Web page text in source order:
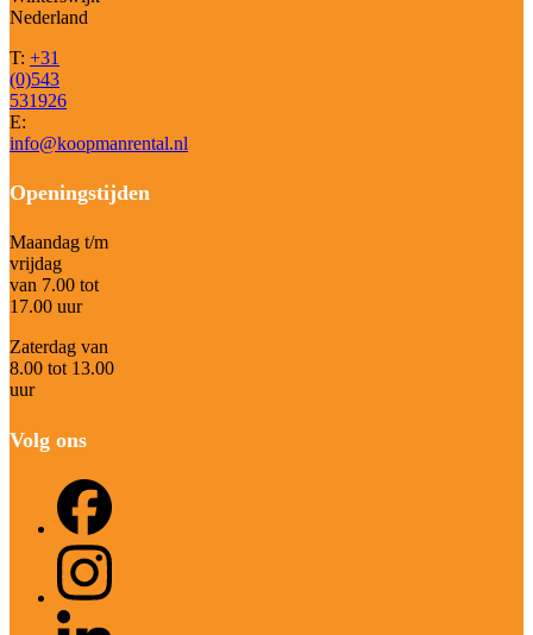
Nederland
T: +31
(0)543
531926
E:
info@koopmanrental.nl
Openingstijden
Maandag t/m
vrijdag
van 7.00 tot
17.00 uur
Zaterdag van
8.00 tot 13.00
uur
Volg ons
Instagram